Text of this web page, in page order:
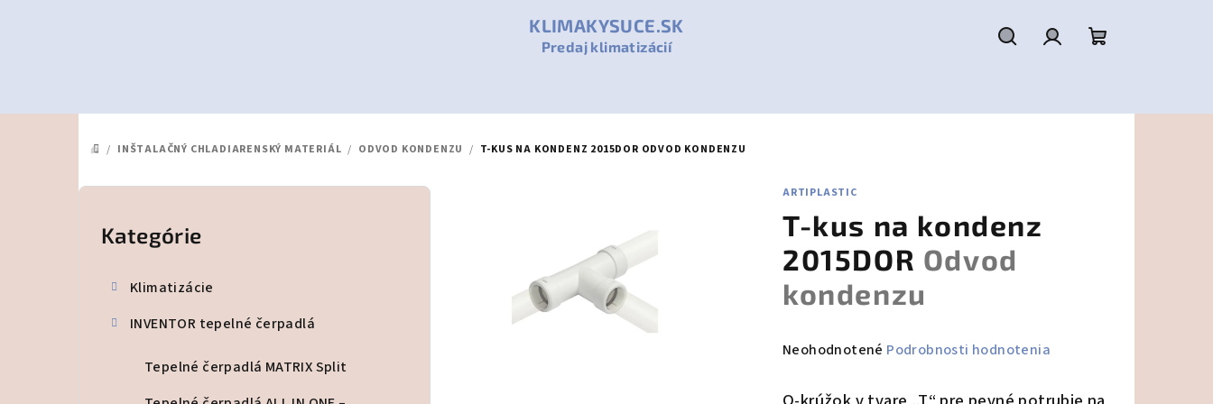
KLIMAKYSUCE.SK
Predaj klimatizácií
košík
DOMOV
/ INŠTALAČNÝ CHLADIARENSKÝ MATERIÁL / ODVOD KONDENZU / T-KUS NA KONDENZ 2015DOR ODVOD KONDENZU
B
Preskočiť
kategórie
Kategórie
Klimatizácie
INVENTOR tepelné čerpadlá
Tepelné čerpadlá MATRIX Split
ARTIPLASTIC
T-kus na kondenz
2015DOR Odvod
kondenzu
Priemerné
produktu
Neohodnotené Podrobnosti hodnotenia